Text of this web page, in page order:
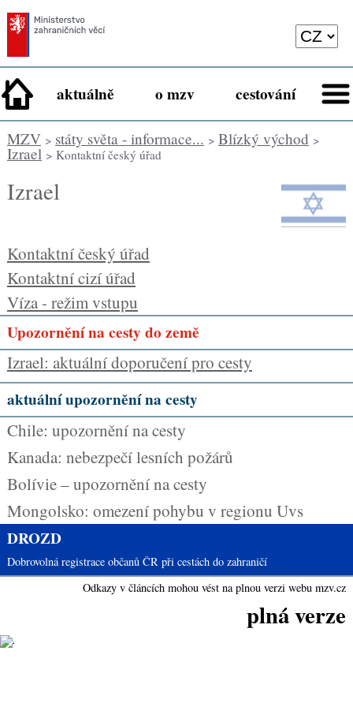
aktuálně o mzv cestování
MZV> státy světa - informace... > Blízký východ >
Izrael> Kontaktní český úřad
Izrael
Kontaktní český úřad
Kontaktní cizí úřad
Víza - režim vstupu
Upozornění na cesty do země
Izrael: aktuální doporučení pro cesty
aktuální upozornění na cesty
Chile: upozornění na cesty
Kanada: nebezpečí lesních požárů
Bolívie – upozornění na cesty
Mongolsko: omezení pohybu v regionu Uvs
DROZD
Dobrovolná registrace občanů ČR při cestách do zahraničí
Odkazy v článcích mohou vést na plnou verzi webu mzv.cz
plná verze